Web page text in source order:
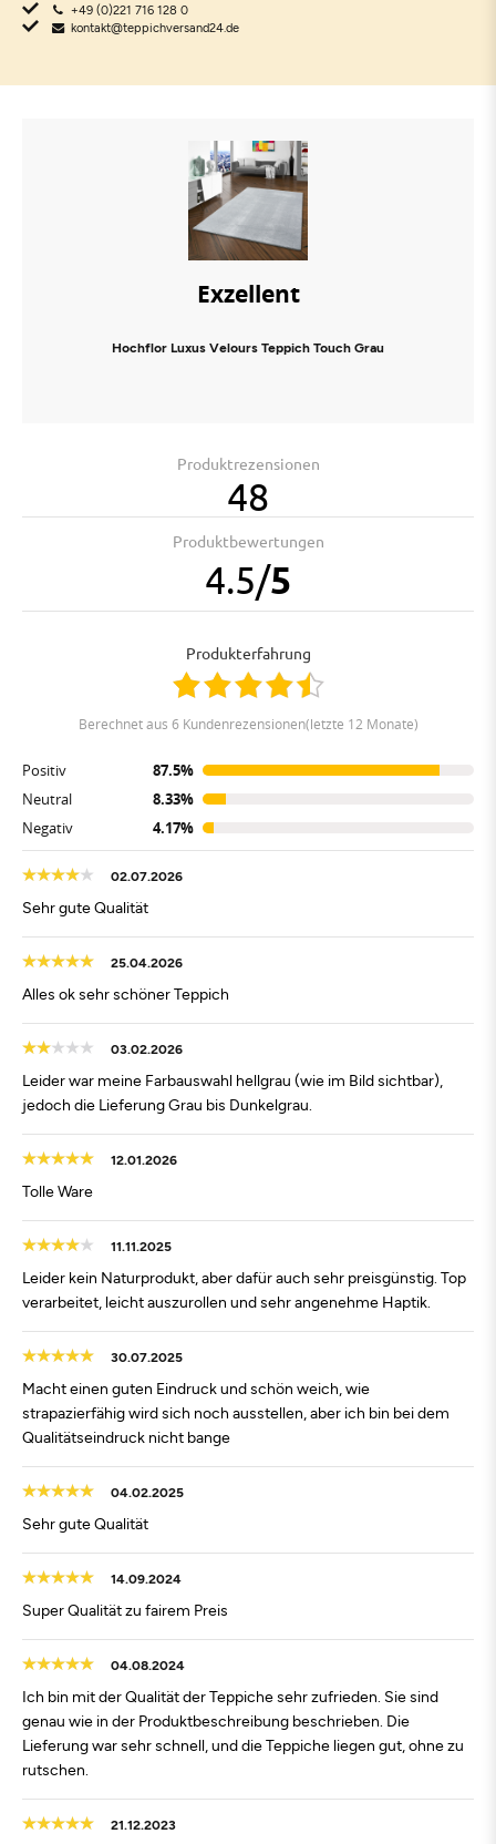
+49 (0)221 716 128 0
kontakt@teppichversand24.de
Exzellent
Hochflor Luxus Velours Teppich Touch Grau
Produktrezensionen
48
Produktbewertungen
4.5/5
Produkterfahrung
berechnet aus 6 Kundenrezensionen(letzte 12 Monate)
Positiv
87.5%
Neutral
8.33%
Negativ
4.17%
02.07.2026
Sehr gute Qualität
25.04.2026
Alles ok sehr schöner Teppich
03.02.2026
Leider war meine Farbauswahl hellgrau (wie im Bild sichtbar),
jedoch die Lieferung Grau bis Dunkelgrau.
12.01.2026
Tolle Ware
11.11.2025
Leider kein Naturprodukt, aber dafür auch sehr preisgünstig. Top
verarbeitet, leicht auszurollen und sehr angenehme Haptik.
30.07.2025
Macht einen guten Eindruck und schön weich, wie
strapazierfähig wird sich noch ausstellen, aber ich bin bei dem
Qualitätseindruck nicht bange
04.02.2025
Sehr gute Qualität
14.09.2024
Super Qualität zu fairem Preis
04.08.2024
Ich bin mit der Qualität der Teppiche sehr zufrieden. Sie sind
genau wie in der Produktbeschreibung beschrieben. Die
Lieferung war sehr schnell, und die Teppiche liegen gut, ohne zu
rutschen.
21.12.2023